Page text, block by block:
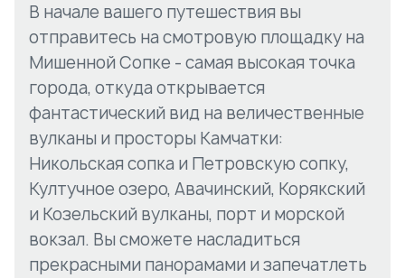
В начале вашего путешествия вы
отправитесь на смотровую площадку на
Мишенной Сопке - самая высокая точка
города, откуда открывается
фантастический вид на величественные
вулканы и просторы Камчатки:
Никольская сопка и Петровскую сопку,
Култучное озеро, Авачинский, Корякский
и Козельский вулканы, порт и морской
вокзал. Вы сможете насладиться
прекрасными панорамами и запечатлеть